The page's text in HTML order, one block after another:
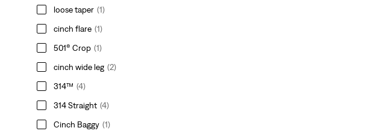
loose taper (1)
cinch flare (1)
501® Crop (1)
cinch wide leg (2)
314™ (4)
314 Straight (4)
Cinch Baggy (1)